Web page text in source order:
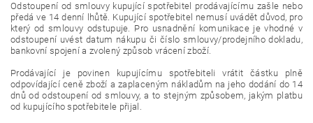
Odstoupení od smlouvy kupující spotřebitel prodávajícímu zašle nebo
předá ve 14 denní lhůtě. Kupující spotřebitel nemusí uvádět důvod, pro
který od smlouvy odstupuje. Pro usnadnění komunikace je vhodné v
odstoupení uvést datum nákupu či číslo smlouvy/prodejního dokladu,
bankovní spojení a zvolený způsob vrácení zboží.
Prodávající je povinen kupujícímu spotřebiteli vrátit částku plně
odpovídající ceně zboží a zaplaceným nákladům na jeho dodání do 14
dnů od odstoupení od smlouvy, a to stejným způsobem, jakým platbu
od kupujícího spotřebitele přijal.